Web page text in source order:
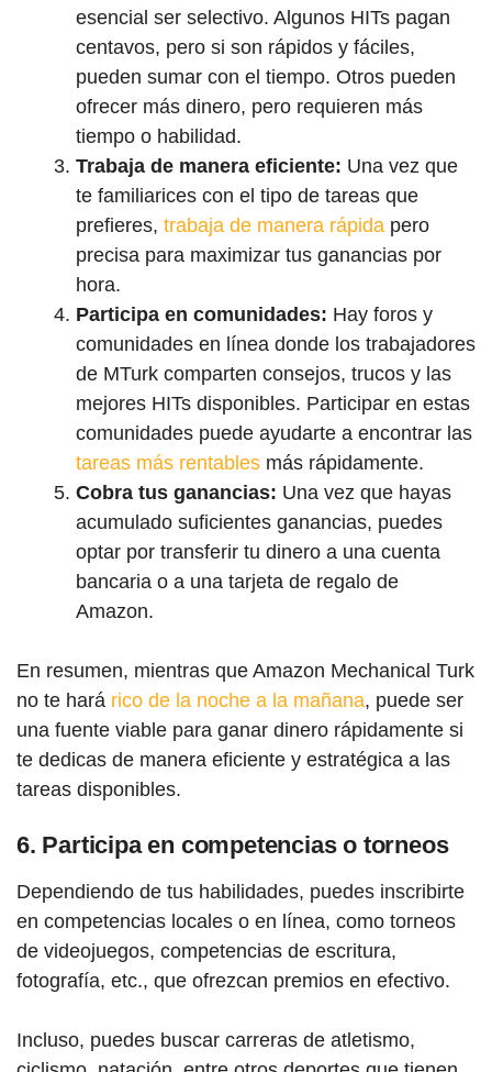
esencial ser selectivo. Algunos HITs pagan
centavos, pero si son rápidos y fáciles,
pueden sumar con el tiempo. Otros pueden
ofrecer más dinero, pero requieren más
tiempo o habilidad.
Trabaja de manera eficiente: Una vez que
te familiarices con el tipo de tareas que
prefieres, trabaja de manera rápida pero
precisa para maximizar tus ganancias por
hora.
Participa en comunidades: Hay foros y
comunidades en línea donde los trabajadores
de MTurk comparten consejos, trucos y las
mejores HITs disponibles. Participar en estas
comunidades puede ayudarte a encontrar las
tareas más rentables más rápidamente.
Cobra tus ganancias: Una vez que hayas
acumulado suficientes ganancias, puedes
optar por transferir tu dinero a una cuenta
bancaria o a una tarjeta de regalo de
Amazon.
En resumen, mientras que Amazon Mechanical Turk
no te hará rico de la noche a la mañana, puede ser
una fuente viable para ganar dinero rápidamente si
te dedicas de manera eficiente y estratégica a las
tareas disponibles.
6. Participa en competencias o torneos
Dependiendo de tus habilidades, puedes inscribirte
en competencias locales o en línea, como torneos
de videojuegos, competencias de escritura,
fotografía, etc., que ofrezcan premios en efectivo.
Incluso, puedes buscar carreras de atletismo,